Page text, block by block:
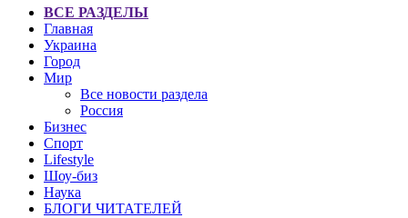
ВСЕ РАЗДЕЛЫ
Главная
Украина
Город
Мир
Все новости раздела
Россия
Бизнес
Спорт
Lifestyle
Шоу-биз
Наука
БЛОГИ ЧИТАТЕЛЕЙ